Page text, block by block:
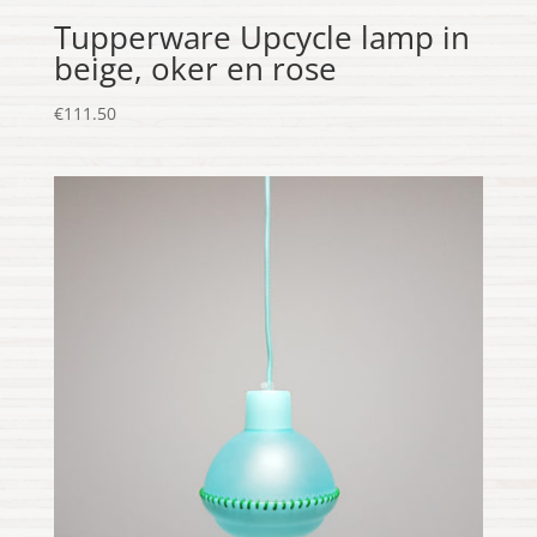
Tupperware Upcycle lamp in
beige, oker en rose
€111.50